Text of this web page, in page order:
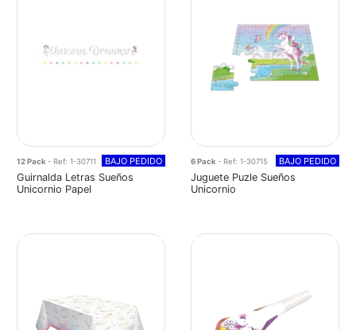
12 Pack - Ref: 1-30711 BAJO PEDIDO
Guirnalda Letras Sueños
Unicornio Papel
6 Pack - Ref: 1-30715 BAJO PEDIDO
Juguete Puzle Sueños
Unicornio